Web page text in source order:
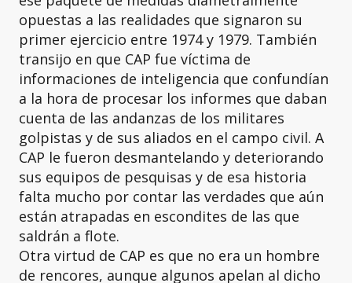
opuestas a las realidades que signaron su
primer ejercicio entre 1974 y 1979. También
transijo en que CAP fue víctima de
informaciones de inteligencia que confundían
a la hora de procesar los informes que daban
cuenta de las andanzas de los militares
golpistas y de sus aliados en el campo civil. A
CAP le fueron desmantelando y deteriorando
sus equipos de pesquisas y de esa historia
falta mucho por contar las verdades que aún
están atrapadas en escondites de las que
saldrán a flote.
Otra virtud de CAP es que no era un hombre
de rencores, aunque algunos apelan al dicho